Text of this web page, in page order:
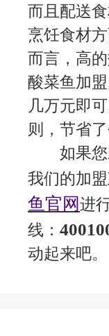
而且配送
烹饪食材
而言，高
酸菜鱼加
几万元即
则，节省
如果
我们的加
鱼官网 进
线：
动起来吧。